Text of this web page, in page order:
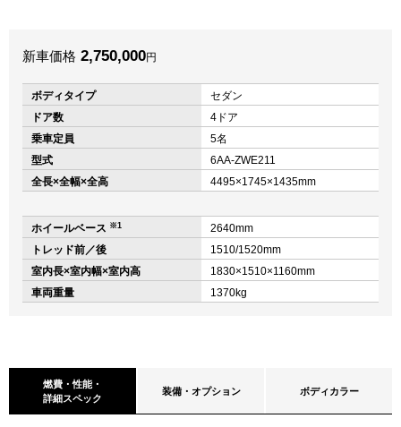
新車価格 2,750,000円
ボディタイプ
セダン
ドア数
4ドア
乗車定員
5名
型式
6AA-ZWE211
全長×全幅×全高
4495×1745×1435mm
ホイールベース ※1
2640mm
トレッド前／後
1510/1520mm
室内長×室内幅×室内高
1830×1510×1160mm
車両重量
1370kg
燃費・性能・
詳細スペック
装備・オプション ボディカラー